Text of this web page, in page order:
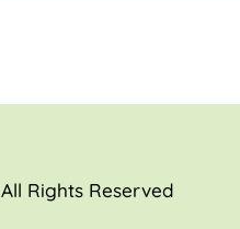
All Rights Reserved